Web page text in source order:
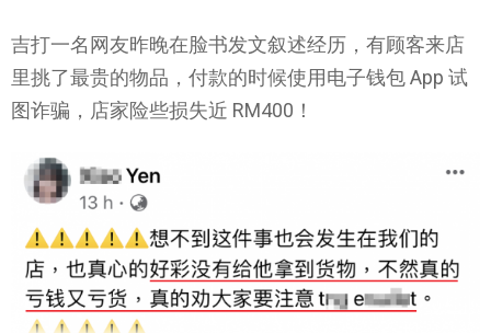
吉打一名网友昨晚在脸书发文叙述经历，有顾客来店
里挑了最贵的物品，付款的时候使用电子钱包 App 试
图诈骗，店家险些损失近 RM400！